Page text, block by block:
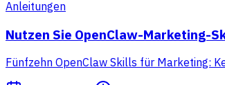
Anleitungen
Nutzen Sie OpenClaw-Marketing-
Fünfzehn OpenClaw Skills für Marketing: